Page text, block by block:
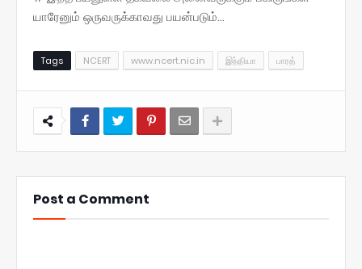
யாரேனும் ஒருவருக்காவது பயன்படும்...
Tags NCERT www.ncert.nic.in இந்தியா பாரத்
Post a Comment